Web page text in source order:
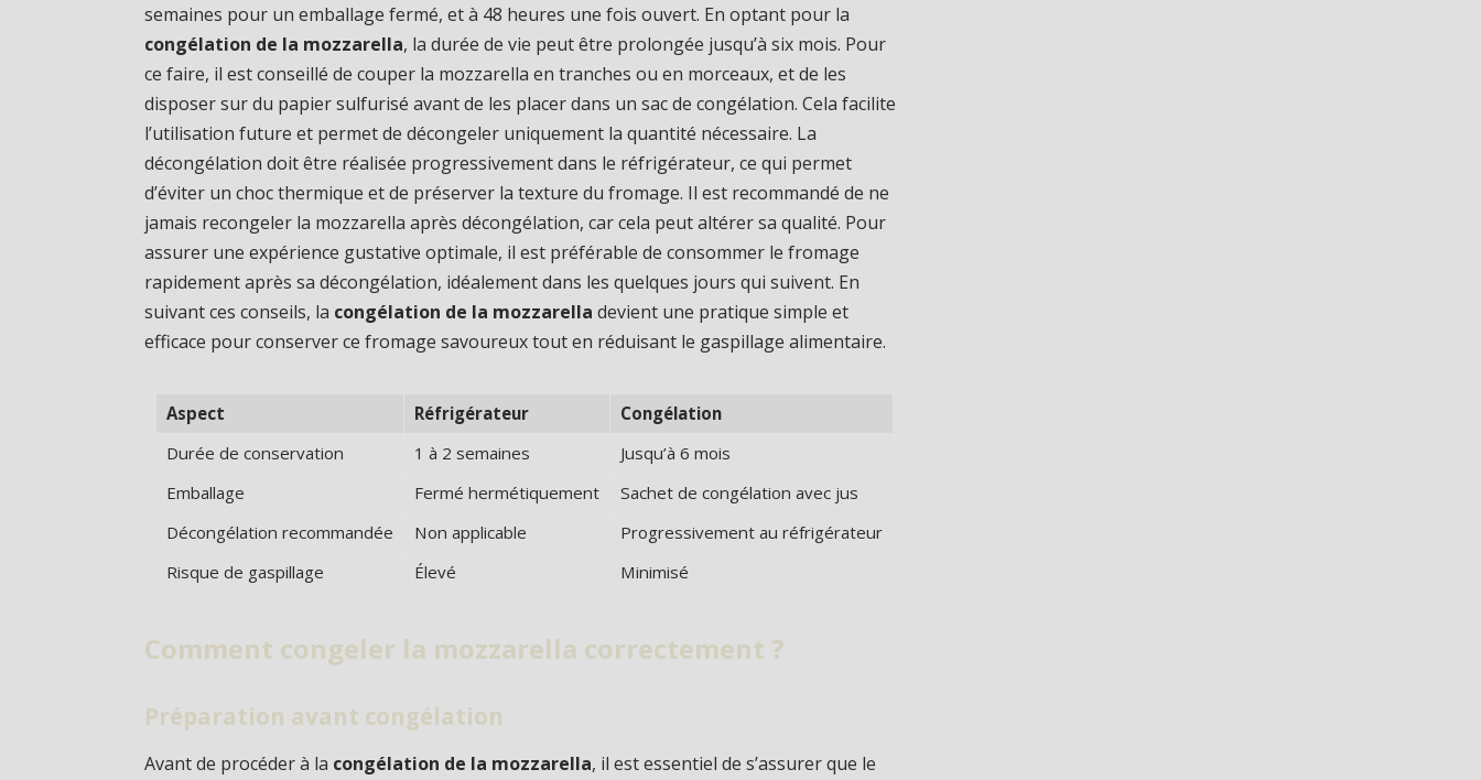
semaines pour un emballage fermé, et à 48 heures une fois ouvert. En optant pour la
congélation de la mozzarella, la durée de vie peut être prolongée jusqu’à six mois. Pour
ce faire, il est conseillé de couper la mozzarella en tranches ou en morceaux, et de les
disposer sur du papier sulfurisé avant de les placer dans un sac de congélation. Cela facilite
l’utilisation future et permet de décongeler uniquement la quantité nécessaire. La
décongélation doit être réalisée progressivement dans le réfrigérateur, ce qui permet
d’éviter un choc thermique et de préserver la texture du fromage. Il est recommandé de ne
jamais recongeler la mozzarella après décongélation, car cela peut altérer sa qualité. Pour
assurer une expérience gustative optimale, il est préférable de consommer le fromage
rapidement après sa décongélation, idéalement dans les quelques jours qui suivent. En
suivant ces conseils, la congélation de la mozzarella devient une pratique simple et
efficace pour conserver ce fromage savoureux tout en réduisant le gaspillage alimentaire.
Aspect Réfrigérateur
Congélation
Durée de conservation
1 à 2 semaines
Jusqu’à 6 mois
Emballage
Fermé hermétiquement
Sachet de congélation avec jus
Décongélation recommandée
Non applicable
Progressivement au réfrigérateur
Risque de gaspillage
Élevé Minimisé
Comment congeler la mozzarella correctement ?
Préparation avant congélation
Avant de procéder à la congélation de la mozzarella, il est essentiel de s’assurer que le